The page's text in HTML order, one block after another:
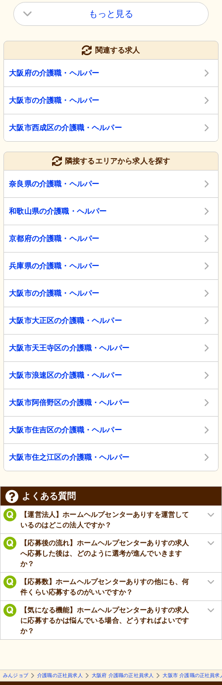
もっと見る
関連する求人
大阪府の介護職・ヘルパー
大阪市の介護職・ヘルパー
大阪市西成区の介護職・ヘルパー
隣接するエリアから求人を探す
奈良県の介護職・ヘルパー
和歌山県の介護職・ヘルパー
京都府の介護職・ヘルパー
兵庫県の介護職・ヘルパー
大阪市の介護職・ヘルパー
大阪市大正区の介護職・ヘルパー
大阪市天王寺区の介護職・ヘルパー
大阪市浪速区の介護職・ヘルパー
大阪市阿倍野区の介護職・ヘルパー
大阪市住吉区の介護職・ヘルパー
大阪市住之江区の介護職・ヘルパー
よくある質問
【運営法人】ホームヘルプセンターありすを運営して
いるのはどこの法人ですか？
【応募後の流れ】ホームヘルプセンターありすの求人
へ応募した後は、どのように選考が進んでいきます
か？
【応募数】ホームヘルプセンターありすの他にも、何
件くらい応募するのがいいですか？
【気になる機能】ホームヘルプセンターありすの求人
に応募するかは悩んでいる場合、どうすればよいです
か？
みんジョブ 介護職の正社員求人 大阪府 介護職の正社員求人 大阪市 介護職の正社員求